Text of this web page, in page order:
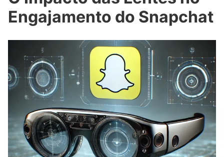
Engajamento do Snapchat